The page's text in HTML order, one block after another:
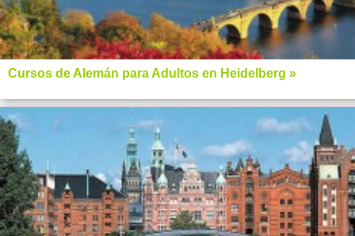
Cursos de Alemán para Adultos en Heidelberg »